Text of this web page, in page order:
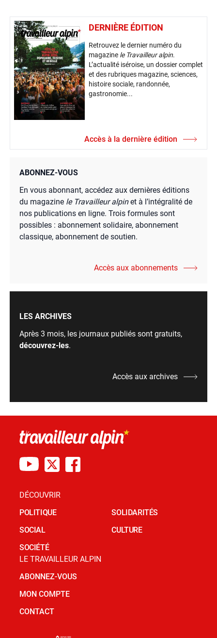
DERNIÈRE ÉDITION
Retrouvez le dernier numéro du
magazine le Travailleur alpin.
L’actualité iséroise, un dossier complet
et des rubriques magazine, sciences,
histoire sociale, randonnée,
gastronomie...
Accès à la dernière édition
ABONNEZ-VOUS
En vous abonnant, accédez aux dernières éditions
du magazine le Travailleur alpinet à l’intégralité de
nos publications en ligne. Trois formules sont
possibles : abonnement solidaire, abonnement
classique, abonnement de soutien.
Accès aux abonnements
LES ARCHIVES
Après 3 mois, les journaux publiés sont gratuits,
découvrez-les.
Accès aux archives
DÉCOUVRIR
POLITIQUE
SOCIAL
SOCIÉTÉ
SOLIDARITÉS
CULTURE
LE TRAVAILLEUR ALPIN
ABONNEZ-VOUS
MON COMPTE
CONTACT